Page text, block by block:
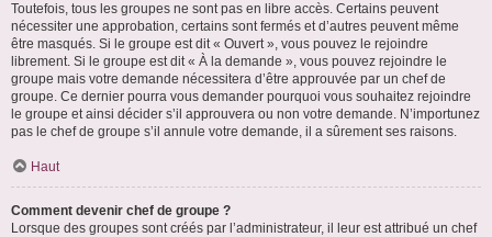
Toutefois, tous les groupes ne sont pas en libre accès. Certains peuvent
nécessiter une approbation, certains sont fermés et d’autres peuvent même
être masqués. Si le groupe est dit « Ouvert », vous pouvez le rejoindre
librement. Si le groupe est dit « À la demande », vous pouvez rejoindre le
groupe mais votre demande nécessitera d’être approuvée par un chef de
groupe. Ce dernier pourra vous demander pourquoi vous souhaitez rejoindre
le groupe et ainsi décider s’il approuvera ou non votre demande. N’importunez
pas le chef de groupe s’il annule votre demande, il a sûrement ses raisons.
Haut
Comment devenir chef de groupe ?
Lorsque des groupes sont créés par l’administrateur, il leur est attribué un chef